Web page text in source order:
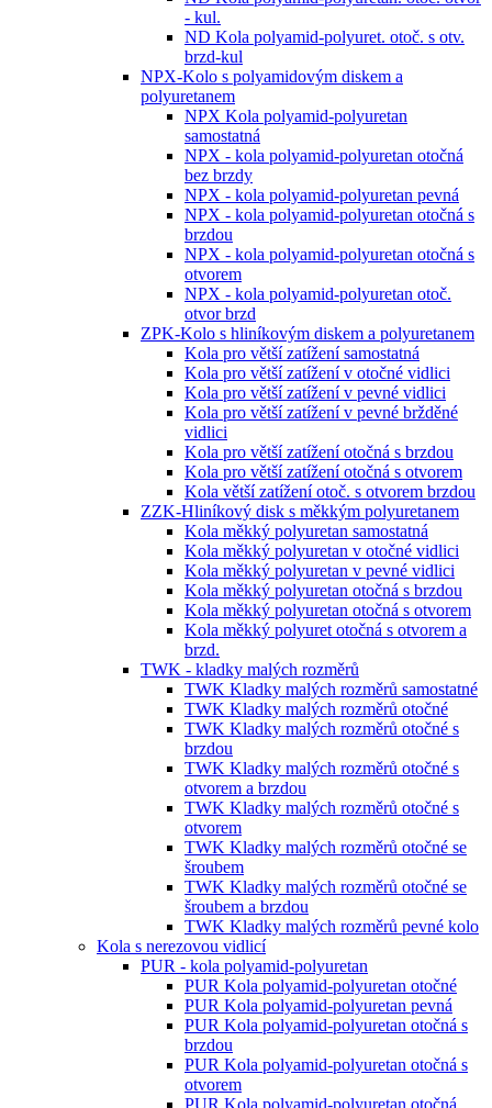
- kul.
ND Kola polyamid-polyuret. otoč. s otv.
brzd-kul
NPX-Kolo s polyamidovým diskem a
polyuretanem
NPX Kola polyamid-polyuretan
samostatná
NPX - kola polyamid-polyuretan otočná
bez brzdy
NPX - kola polyamid-polyuretan pevná
NPX - kola polyamid-polyuretan otočná s
brzdou
NPX - kola polyamid-polyuretan otočná s
otvorem
NPX - kola polyamid-polyuretan otoč.
otvor brzd
ZPK-Kolo s hliníkovým diskem a polyuretanem
Kola pro větší zatížení samostatná
Kola pro větší zatížení v otočné vidlici
Kola pro větší zatížení v pevné vidlici
Kola pro větší zatížení v pevné bržděné
vidlici
Kola pro větší zatížení otočná s brzdou
Kola pro větší zatížení otočná s otvorem
Kola větší zatížení otoč. s otvorem brzdou
ZZK-Hliníkový disk s měkkým polyuretanem
Kola měkký polyuretan samostatná
Kola měkký polyuretan v otočné vidlici
Kola měkký polyuretan v pevné vidlici
Kola měkký polyuretan otočná s brzdou
Kola měkký polyuretan otočná s otvorem
Kola měkký polyuret otočná s otvorem a
brzd.
TWK - kladky malých rozměrů
TWK Kladky malých rozměrů samostatné
TWK Kladky malých rozměrů otočné
TWK Kladky malých rozměrů otočné s
brzdou
TWK Kladky malých rozměrů otočné s
otvorem a brzdou
TWK Kladky malých rozměrů otočné s
otvorem
TWK Kladky malých rozměrů otočné se
šroubem
TWK Kladky malých rozměrů otočné se
šroubem a brzdou
TWK Kladky malých rozměrů pevné kolo
Kola s nerezovou vidlicí
PUR - kola polyamid-polyuretan
PUR Kola polyamid-polyuretan otočné
PUR Kola polyamid-polyuretan pevná
PUR Kola polyamid-polyuretan otočná s
brzdou
PUR Kola polyamid-polyuretan otočná s
otvorem
PUR Kola polyamid-polyuretan otočná